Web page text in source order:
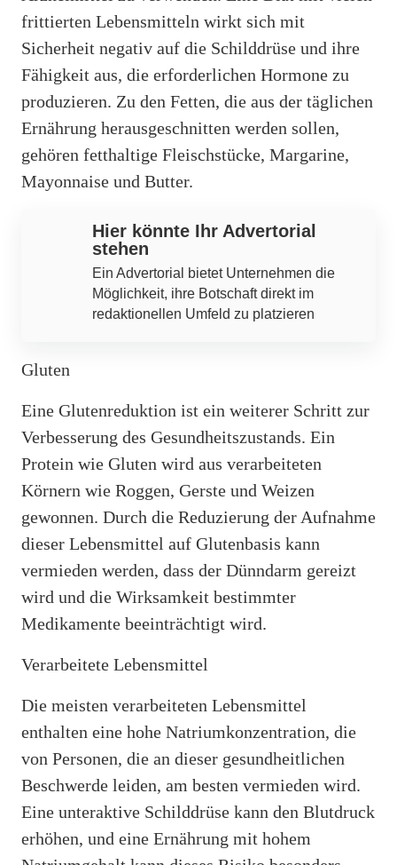
frittierten Lebensmitteln wirkt sich mit
Sicherheit negativ auf die Schilddrüse und ihre
Fähigkeit aus, die erforderlichen Hormone zu
produzieren. Zu den Fetten, die aus der täglichen
Ernährung herausgeschnitten werden sollen,
gehören fetthaltige Fleischstücke, Margarine,
Mayonnaise und Butter.
Hier könnte Ihr Advertorial
stehen
Ein Advertorial bietet Unternehmen die
Möglichkeit, ihre Botschaft direkt im
redaktionellen Umfeld zu platzieren
Gluten
Eine Glutenreduktion ist ein weiterer Schritt zur
Verbesserung des Gesundheitszustands. Ein
Protein wie Gluten wird aus verarbeiteten
Körnern wie Roggen, Gerste und Weizen
gewonnen. Durch die Reduzierung der Aufnahme
dieser Lebensmittel auf Glutenbasis kann
vermieden werden, dass der Dünndarm gereizt
wird und die Wirksamkeit bestimmter
Medikamente beeinträchtigt wird.
Verarbeitete Lebensmittel
Die meisten verarbeiteten Lebensmittel
enthalten eine hohe Natriumkonzentration, die
von Personen, die an dieser gesundheitlichen
Beschwerde leiden, am besten vermieden wird.
Eine unteraktive Schilddrüse kann den Blutdruck
erhöhen, und eine Ernährung mit hohem